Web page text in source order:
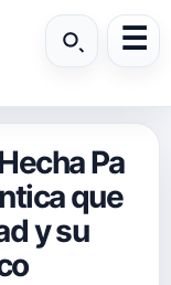
Pa
que
y su